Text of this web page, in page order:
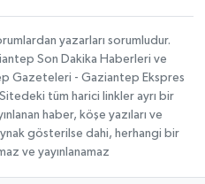
yazarları sorumludur.
Son Dakika Haberleri ve
Gazeteleri - Gaziantep Ekspres
tüm harici linkler ayrı bir
haber, köşe yazıları ve
gösterilse dahi, herhangi bir
ve yayınlanamaz